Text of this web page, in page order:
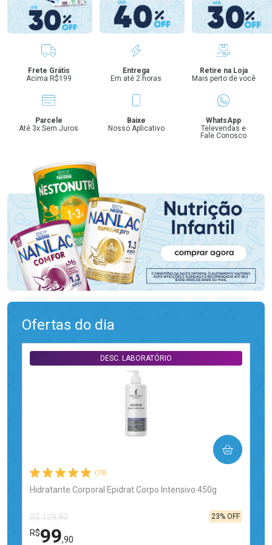
Benefícios
Frete Grátis
Acima R$199
Entrega
Em até 2 horas
Retire na Loja
Mais perto de você
Parcele
Até 3x Sem Juros
Baixe
Nosso Aplicativo
WhatsApp
Televendas e
Fale Conosco
Ofertas do dia
(79)
Hidratante Corporal Epidrat Corpo Intensivo 450g
DESC. LABORATÓRIO
R$ 129,90
R$99,90
23% OFF
COMPRAR